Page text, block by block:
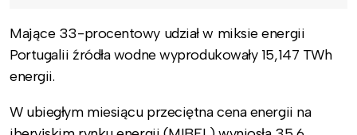
Mające 33-procentowy udział w miksie energii
Portugalii źródła wodne wyprodukowały 15,147 TWh
energii.
W ubiegłym miesiącu przeciętna cena energii na